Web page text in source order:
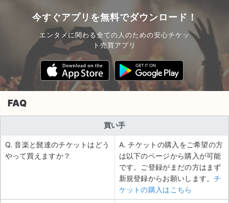
今すぐアプリを無料でダウンロード！
エンタメに関わる全ての人のための安心チケッ
ト売買アプリ
FAQ
買い手
Q. 音楽と髭達のチケットはどう
やって買えますか？
A. チケットの購入をご希望の方
は以下のページから購入が可能
です。ご登録がまだの方はまず
新規登録からお願いします。チ
ケットの購入はこちら